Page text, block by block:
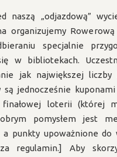
naszą „odjazdową”
organizujemy
specjalnie
w bibliotekach.
jak największej
są jednocześnie
finałowej loterii (której
pomysłem jest
a punkty upoważnione do
regulamin.] Aby